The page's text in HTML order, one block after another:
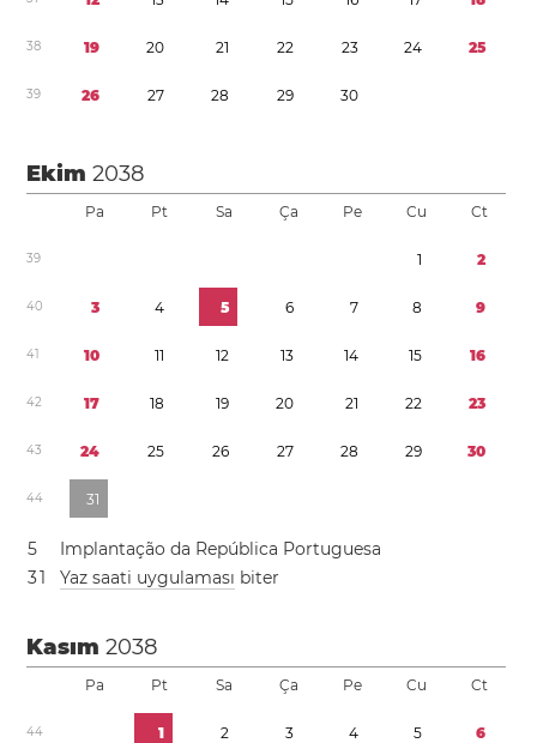
38 19 20 21 22 23 24 25
39 26 27 28 29 30
Ekim2038
Pa Pt Sa Ça Pe Cu Ct
39 1 2
40 3 4 5 6 7 8 9
41 10 11 12 13 14 15 16
42 17 18 19 20 21 22 23
43 24 25 26 27 28 29 30
44 31
5
Implantação da República Portuguesa
31 Yaz saati uygulaması biter
Kasım2038
Pa Pt Sa Ça Pe Cu Ct
44 1 2 3 4 5 6